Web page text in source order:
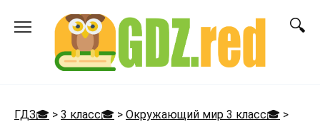
ГДЗ🎓 > 3 класс🎓 > Окружающий мир 3 класс🎓 >